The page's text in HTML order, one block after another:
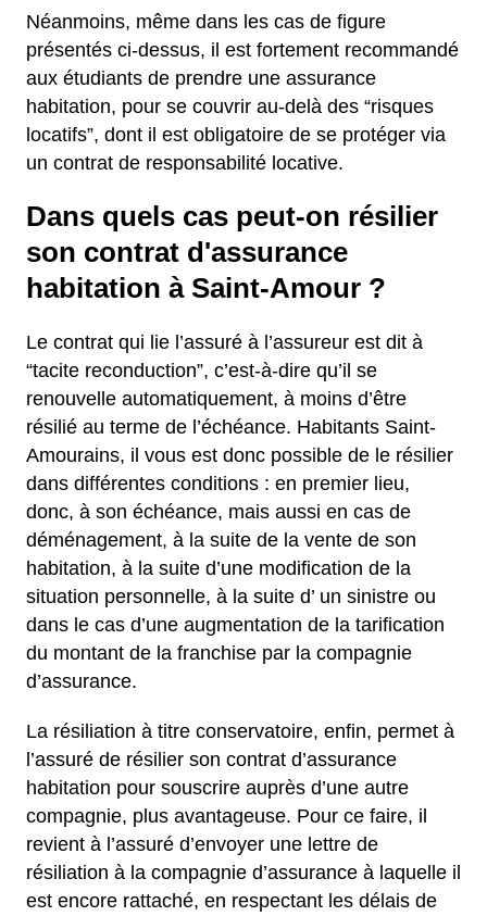
Néanmoins, même dans les cas de figure
présentés ci-dessus, il est fortement recommandé
aux étudiants de prendre une assurance
habitation, pour se couvrir au-delà des “risques
locatifs”, dont il est obligatoire de se protéger via
un contrat de responsabilité locative.
Dans quels cas peut-on résilier
son contrat d'assurance
habitation à Saint-Amour ?
Le contrat qui lie l’assuré à l’assureur est dit à
“tacite reconduction”, c’est-à-dire qu’il se
renouvelle automatiquement, à moins d’être
résilié au terme de l’échéance. Habitants Saint-
Amourains, il vous est donc possible de le résilier
dans différentes conditions : en premier lieu,
donc, à son échéance, mais aussi en cas de
déménagement, à la suite de la vente de son
habitation, à la suite d’une modification de la
situation personnelle, à la suite d’ un sinistre ou
dans le cas d’une augmentation de la tarification
du montant de la franchise par la compagnie
d’assurance.
La résiliation à titre conservatoire, enfin, permet à
l’assuré de résilier son contrat d’assurance
habitation pour souscrire auprès d’une autre
compagnie, plus avantageuse. Pour ce faire, il
revient à l’assuré d’envoyer une lettre de
résiliation à la compagnie d’assurance à laquelle il
est encore rattaché, en respectant les délais de